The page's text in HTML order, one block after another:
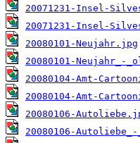
20071231-Insel-
20071231-Insel-
20080101-Neujahr.jpg
20080101-Neujahr_-
20080104-Amt-
20080104-Amt-
20080106-
20080106-